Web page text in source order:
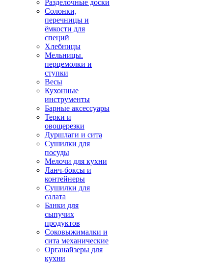
Разделочные доски
Солонки,
перечницы и
ёмкости для
специй
Хлебницы
Мельницы.
перцемолки и
ступки
Весы
Кухонные
инструменты
Барные аксессуары
Терки и
овощерезки
Дуршлаги и сита
Сушилки для
посуды
Мелочи для кухни
Ланч-боксы и
контейнеры
Сушилки для
салата
Банки для
сыпучих
продуктов
Соковыжималки и
сита механические
Органайзеры для
кухни